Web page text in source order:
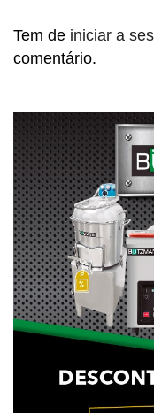
Tem de iniciar a
comentário.